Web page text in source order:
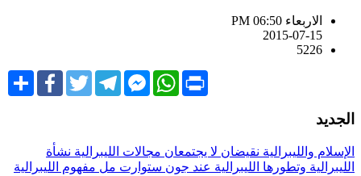
الاربعاء PM 06:50
2015-07-15
5226
ShareFacebookTwitterTelegramFacebook
Messenger
WhatsApp Print
والليبرالية نقيضان لا يجتمعانمجالات الليبراليةنشأة
وتطورهاالليبرالية عند جون ستوارت مل مفهوم الليبرالية